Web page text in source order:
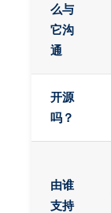
么与
它沟
通
开源
吗？
由谁
支持